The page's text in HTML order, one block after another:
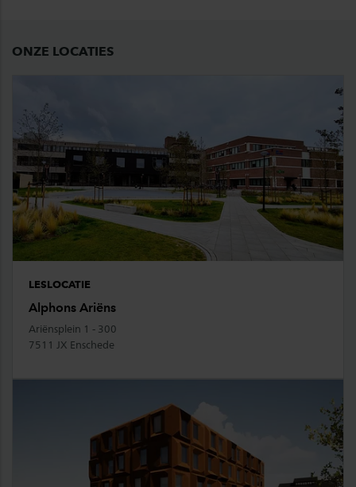
ONZE LOCATIES
LESLOCATIE
Alphons Ariëns
Ariënsplein 1 - 300
7511 JX Enschede